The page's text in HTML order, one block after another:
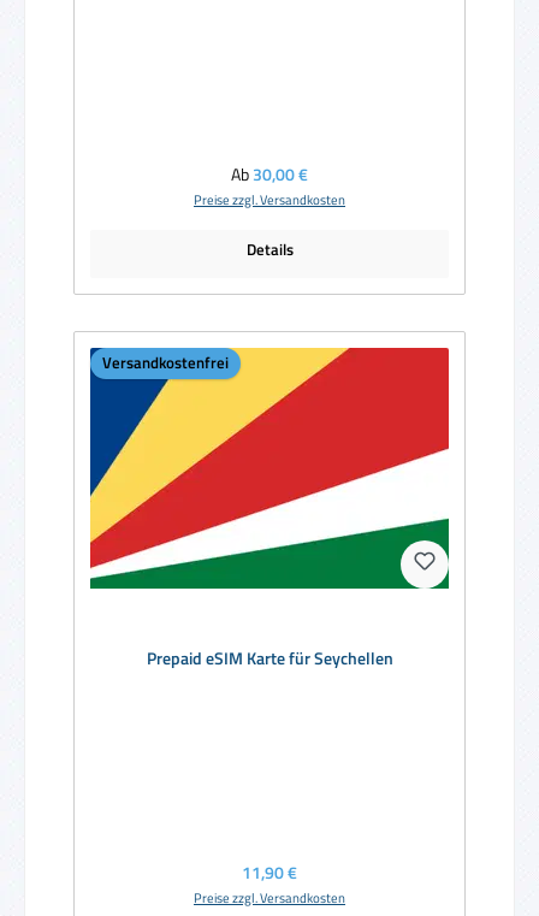
Regulärer Preis:
Ab30,00 €
Preise zzgl. Versandkosten
Details
Versandkostenfrei
Prepaid eSIM Karte für Seychellen
Regulärer Preis:
11,90 €
Preise zzgl. Versandkosten